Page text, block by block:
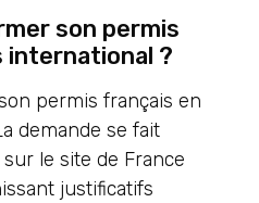
son permis
international ?
permis français en
demande se fait
le site de France
justificatifs